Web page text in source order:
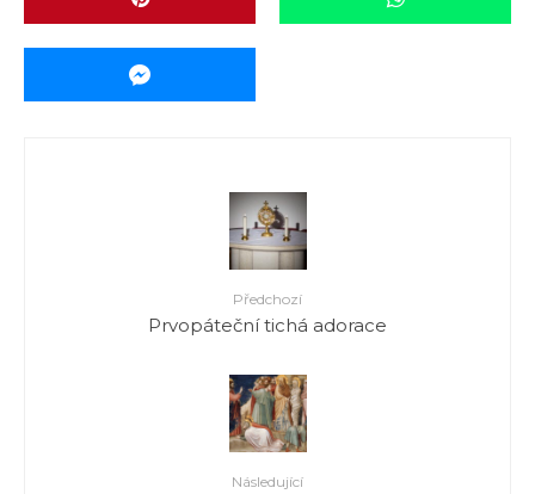
Předchozí
Prvopáteční tichá adorace
Následující